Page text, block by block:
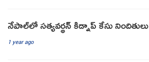
నేపాల్‌లో సత్యవర్థన్ కిడ్నాప్ కేసు నిందితులు
1 year ago